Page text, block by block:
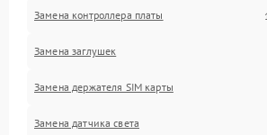
Замена контроллера платы
Замена заглушек
Замена держателя SIM карты
Замена датчика света